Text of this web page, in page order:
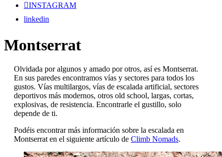
INSTAGRAM
linkedin
Montserrat
Olvidada por algunos y amado por otros, así es Montserrat.
En sus paredes encontramos vías y sectores para todos los
gustos. Vías multilargos, vías de escalada artificial, sectores
deportivos más modernos, otros old school, largas, cortas,
explosivas, de resistencia. Encontrarle el gustillo, solo
depende de ti.
Podéis encontrar más información sobre la escalada en
Montserrat en el siguiente artículo de Climb Nomads.